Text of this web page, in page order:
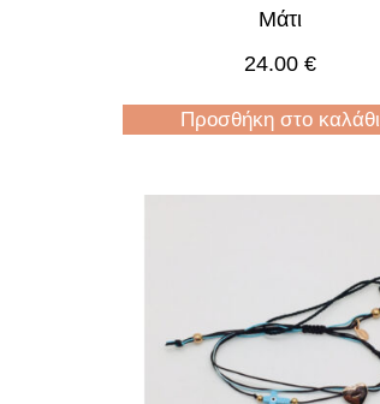
Μάτι
24.00€
Προσθήκη στο καλάθι